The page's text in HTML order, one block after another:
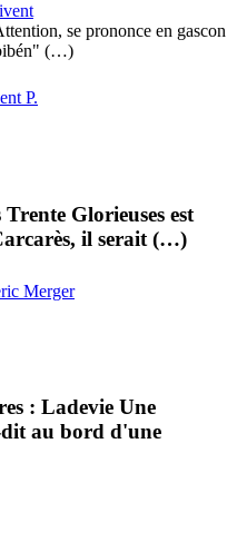
se prononce en gascon
(…)
P.
Glorieuses est
il serait (…)
Merger
: Ladevie Une
dit au bord d'une